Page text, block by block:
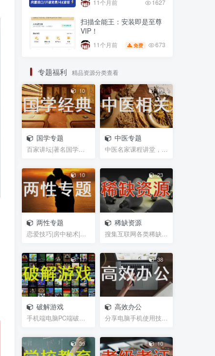
11个月前 1627
扫描全能王：安装即是至尊
VIP！
11个月前 免费 673
专题福利 精品资源分类查看
10
国学专题
百家讲坛|著名国学大师视频课程|易中天曾仕强于丹纪...
10
中医专题
中医名家课程讲堂，书籍资料等网盘资源分享
10
两性专题
恋爱技巧|房中秘术|聊天话术|脱单救急|男性能力锻炼...
23
稀缺资源
搜集互联网各类稀缺视频、图片、书籍等资源
17
破解游戏
手机端电脑PC端破解游戏，经典游戏
38
高效办公
分享电脑手机使用技巧，及辅助软件插件等小工具，帮...
39 10